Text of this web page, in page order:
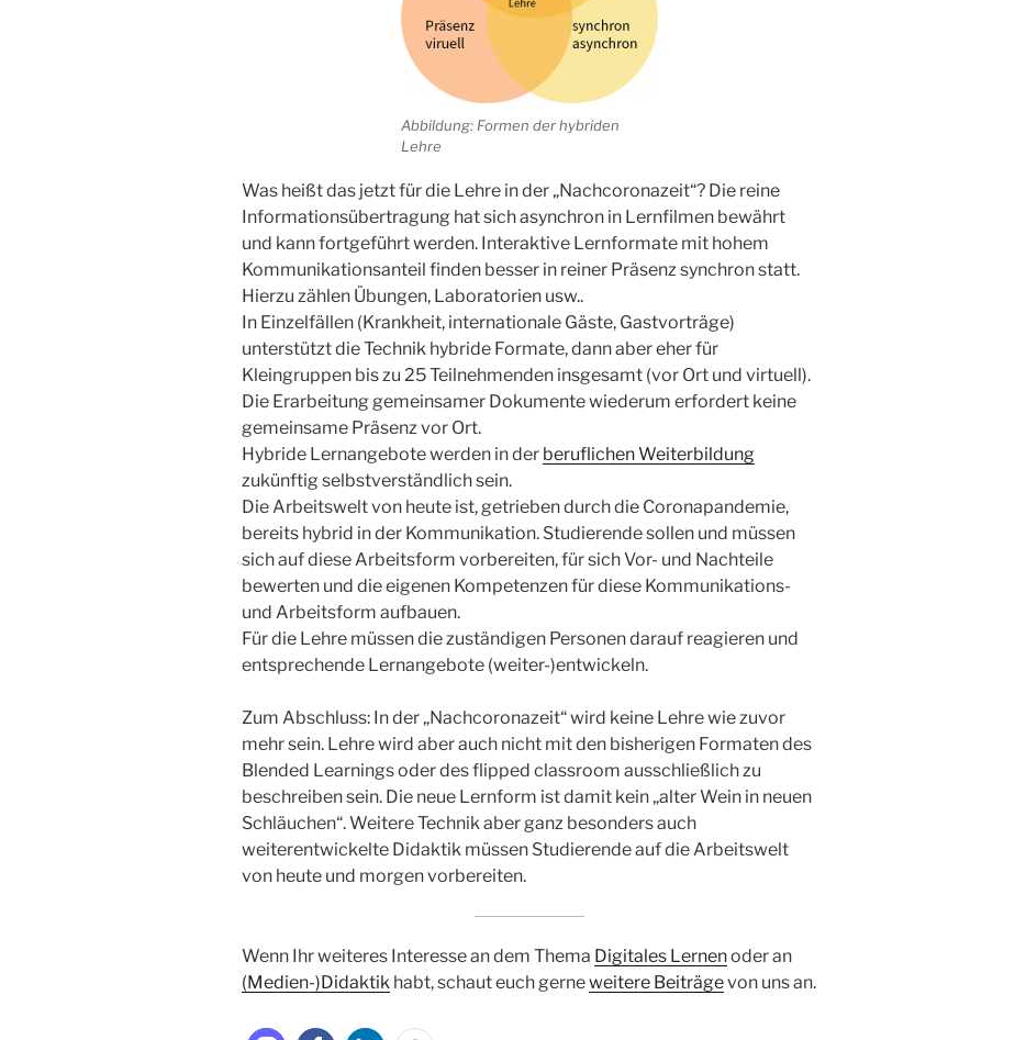
Abbildung: Formen der hybriden
Lehre
Was heißt das jetzt für die Lehre in der „Nachcoronazeit“? Die reine
Informationsübertragung hat sich asynchron in Lernfilmen bewährt
und kann fortgeführt werden. Interaktive Lernformate mit hohem
Kommunikationsanteil finden besser in reiner Präsenz synchron statt.
Hierzu zählen Übungen, Laboratorien usw..
In Einzelfällen (Krankheit, internationale Gäste, Gastvorträge)
unterstützt die Technik hybride Formate, dann aber eher für
Kleingruppen bis zu 25 Teilnehmenden insgesamt (vor Ort und virtuell).
Die Erarbeitung gemeinsamer Dokumente wiederum erfordert keine
gemeinsame Präsenz vor Ort.
Hybride Lernangebote werden in der beruflichen Weiterbildung
zukünftig selbstverständlich sein.
Die Arbeitswelt von heute ist, getrieben durch die Coronapandemie,
bereits hybrid in der Kommunikation. Studierende sollen und müssen
sich auf diese Arbeitsform vorbereiten, für sich Vor- und Nachteile
bewerten und die eigenen Kompetenzen für diese Kommunikations-
und Arbeitsform aufbauen.
Für die Lehre müssen die zuständigen Personen darauf reagieren und
entsprechende Lernangebote (weiter-)entwickeln.
Zum Abschluss: In der „Nachcoronazeit“ wird keine Lehre wie zuvor
mehr sein. Lehre wird aber auch nicht mit den bisherigen Formaten des
Blended Learnings oder des flipped classroom ausschließlich zu
beschreiben sein. Die neue Lernform ist damit kein „alter Wein in neuen
Schläuchen“. Weitere Technik aber ganz besonders auch
weiterentwickelte Didaktik müssen Studierende auf die Arbeitswelt
von heute und morgen vorbereiten.
Wenn Ihr weiteres Interesse an dem Thema Digitales Lernenoder an
(Medien-)Didaktik habt, schaut euch gerneweitere Beiträgevon uns an.